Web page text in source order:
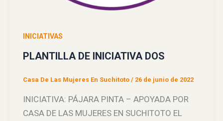
INICIATIVAS
PLANTILLA DE INICIATIVA DOS
Casa De Las Mujeres En Suchitoto / 26 de junio de 2022
INICIATIVA: PÁJARA PINTA – APOYADA POR
CASA DE LAS MUJERES EN SUCHITOTO EL